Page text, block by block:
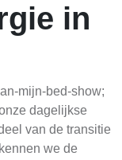
in
mijn-bed-show;
dagelijkse
van de transitie
we de